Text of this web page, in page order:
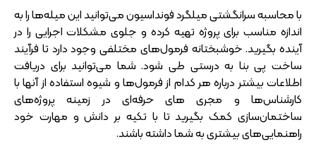
با محاسبه سرانگشتی میلگرد فونداسیون می‌توانید این میله‌ها را به
اندازه مناسب برای پروژه تهیه کرده و جلوی مشکلات اجرایی را در
آینده بگیرید. خوشبختانه فرمول‌های مختلفی وجود دارد تا فرآیند
ساخت پی بنا به درستی طی شود. شما می‌توانید برای دریافت
اطلاعات بیشتر درباره هر کدام از فرمول‌ها و شیوه استفاده از آنها با
کارشناس‌ها و مجری‌ های حرفه‌ای در زمینه پروژه‌های
ساختمان‌سازی کمک بگیرید تا با تکیه بر دانش و مهارت خود
راهنمایی‌های بیشتری به شما داشته باشند.